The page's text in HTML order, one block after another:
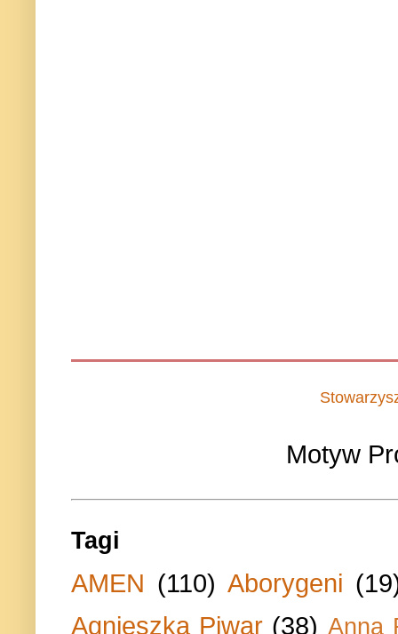
Motyw
Tagi
AMEN (110) Aborygeni
Agnieszka Piwar (38) Anna